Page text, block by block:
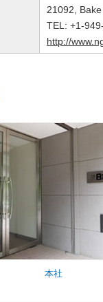
21092,
TEL: +1-
http://
本社